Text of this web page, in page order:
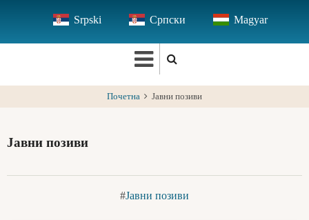
main
Srpski Српски Magyar
Почетна Јавни позиви
Јавни позиви
Јавни позиви